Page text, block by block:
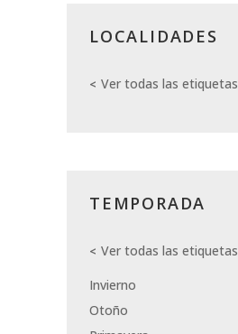
LOCALIDADES
Ver todas las etiquetas
TEMPORADA
Ver todas las etiquetas
Invierno
Otoño